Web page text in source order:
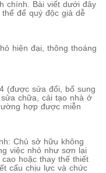
chính. Bài viết dưới đây
để quý độc giả dễ
(được sửa đổi, bổ sung
chữa, cải tạo nhà ở
hợp được miễn
Chủ sở hữu không
việc nhỏ như sơn lại
hoặc thay thế thiết
cấu chịu lực và chức